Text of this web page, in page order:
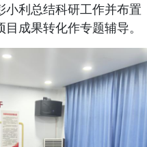
利总结科研工作并布置
成果转化作专题辅导。